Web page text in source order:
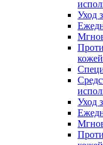
Уход
Уход